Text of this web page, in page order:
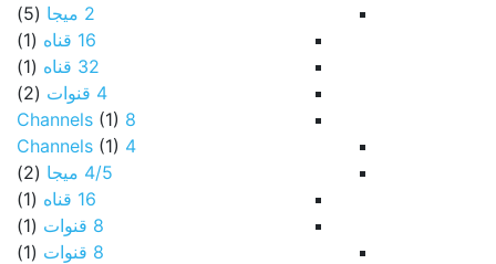
2 ميجا
(5)
16 قناه
(1)
32 قناه
(1)
4 قنوات
(2)
8 Channels
(1)
4 Channels
(1)
4/5 ميجا
(2)
16 قناه
(1)
8 قنوات
(1)
8 قنوات
(1)